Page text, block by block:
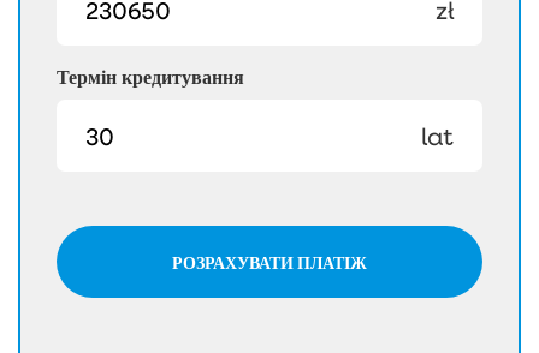
zł
Термін кредитування
lat
РОЗРАХУВАТИ ПЛАТІЖ